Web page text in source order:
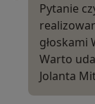
Pytanie
głoskami
Warto
Jolanta